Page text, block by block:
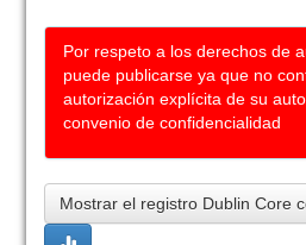
Por respeto a los derechos de
puede publicarse ya que no
autorización explícita de su
convenio de confidencialidad
Mostrar el registro Dublin Core